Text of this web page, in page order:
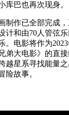
库巴也再次现身。
制作已全部完成
计和由70人管弦
。电影将作为
弟大电影》的直
越星系寻找能量
险故事。